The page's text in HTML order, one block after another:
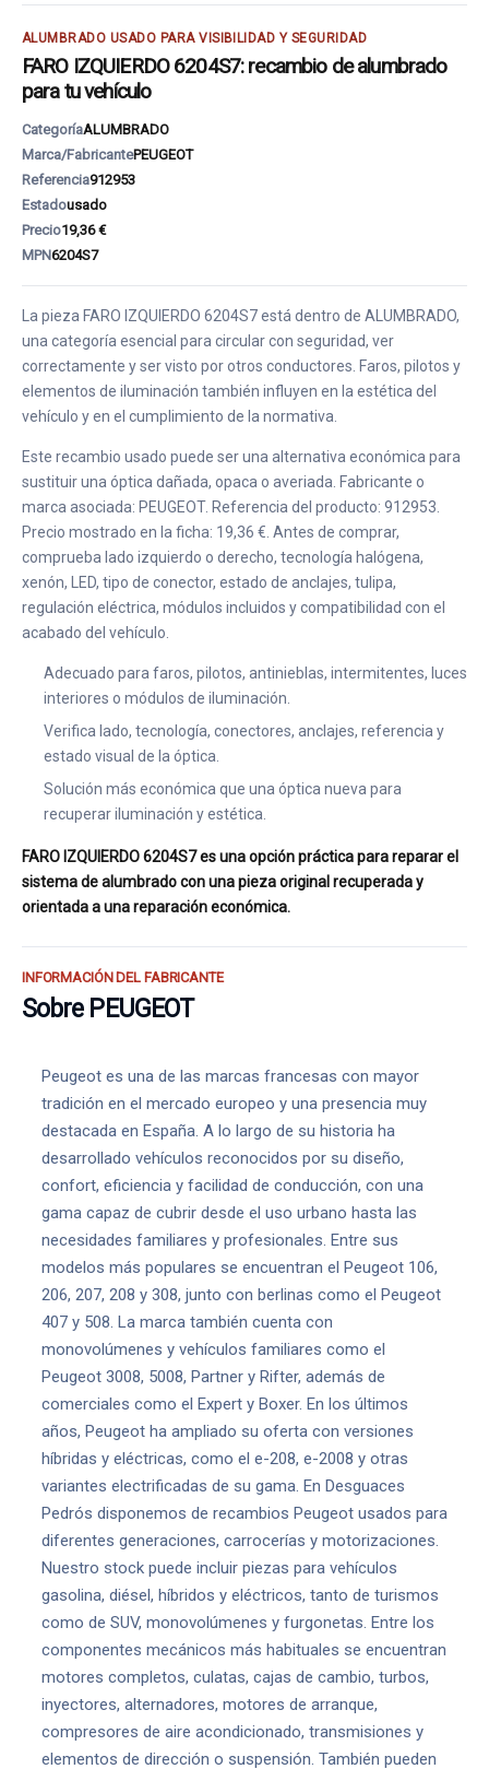
ALUMBRADO USADO PARA VISIBILIDAD Y SEGURIDAD
FARO IZQUIERDO 6204S7: recambio de alumbrado
para tu vehículo
CategoríaALUMBRADO
Marca/FabricantePEUGEOT
Referencia912953
Estadousado
Precio19,36 €
MPN6204S7
La pieza FARO IZQUIERDO 6204S7 está dentro de ALUMBRADO,
una categoría esencial para circular con seguridad, ver
correctamente y ser visto por otros conductores. Faros, pilotos y
elementos de iluminación también influyen en la estética del
vehículo y en el cumplimiento de la normativa.
Este recambio usado puede ser una alternativa económica para
sustituir una óptica dañada, opaca o averiada. Fabricante o
marca asociada: PEUGEOT. Referencia del producto: 912953.
Precio mostrado en la ficha: 19,36 €. Antes de comprar,
comprueba lado izquierdo o derecho, tecnología halógena,
xenón, LED, tipo de conector, estado de anclajes, tulipa,
regulación eléctrica, módulos incluidos y compatibilidad con el
acabado del vehículo.
Adecuado para faros, pilotos, antinieblas, intermitentes, luces
interiores o módulos de iluminación.
Verifica lado, tecnología, conectores, anclajes, referencia y
estado visual de la óptica.
Solución más económica que una óptica nueva para
recuperar iluminación y estética.
FARO IZQUIERDO 6204S7 es una opción práctica para reparar el
sistema de alumbrado con una pieza original recuperada y
orientada a una reparación económica.
INFORMACIÓN DEL FABRICANTE
Sobre PEUGEOT
Peugeot es una de las marcas francesas con mayor
tradición en el mercado europeo y una presencia muy
destacada en España. A lo largo de su historia ha
desarrollado vehículos reconocidos por su diseño,
confort, eficiencia y facilidad de conducción, con una
gama capaz de cubrir desde el uso urbano hasta las
necesidades familiares y profesionales. Entre sus
modelos más populares se encuentran el Peugeot 106,
206, 207, 208 y 308, junto con berlinas como el Peugeot
407 y 508. La marca también cuenta con
monovolúmenes y vehículos familiares como el
Peugeot 3008, 5008, Partner y Rifter, además de
comerciales como el Expert y Boxer. En los últimos
años, Peugeot ha ampliado su oferta con versiones
híbridas y eléctricas, como el e-208, e-2008 y otras
variantes electrificadas de su gama. En Desguaces
Pedrós disponemos de recambios Peugeot usados para
diferentes generaciones, carrocerías y motorizaciones.
Nuestro stock puede incluir piezas para vehículos
gasolina, diésel, híbridos y eléctricos, tanto de turismos
como de SUV, monovolúmenes y furgonetas. Entre los
componentes mecánicos más habituales se encuentran
motores completos, culatas, cajas de cambio, turbos,
inyectores, alternadores, motores de arranque,
compresores de aire acondicionado, transmisiones y
elementos de dirección o suspensión. También pueden